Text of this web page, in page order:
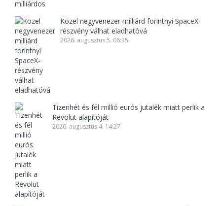
Közel negyvenezer milliárd forintnyi SpaceX-
részvény válhat eladhatóvá
2026. augusztus 5. 06:35
Tizenhét és fél millió eurós jutalék miatt perlik a
Revolut alapítóját
2026. augusztus 4. 14:27